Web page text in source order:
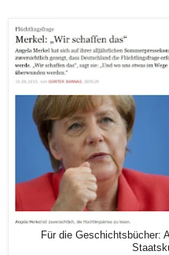
Für die Geschichtsbücher: